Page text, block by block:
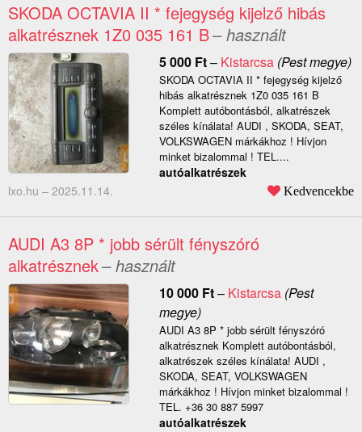
SKODA OCTAVIA II * fejegység kijelző hibás
alkatrésznek 1Z0 035 161 B– használt
5 000 Ft– Kistarcsa(Pest megye)
SKODA OCTAVIA II * fejegység kijelző
hibás alkatrésznek 1Z0 035 161 B
Komplett autóbontásból, alkatrészek
széles kínálata! AUDI , SKODA, SEAT,
VOLKSWAGEN márkákhoz ! Hívjon
minket bizalommal ! TEL....
autóalkatrészek
lxo.hu – 2025.11.14. Kedvencekbe
AUDI A3 8P * jobb sérült fényszóró
alkatrésznek– használt
10 000 Ft– Kistarcsa(Pest
megye)
AUDI A3 8P * jobb sérült fényszóró
alkatrésznek Komplett autóbontásból,
alkatrészek széles kínálata! AUDI ,
SKODA, SEAT, VOLKSWAGEN
márkákhoz ! Hívjon minket bizalommal !
TEL. +36 30 887 5997
autóalkatrészek